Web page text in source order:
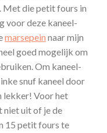
Met die petit fours in
voor deze kaneel-
marsepein naar mijn
goed mogelijk om
Om kaneel-
snuf kaneel door
lekker! Voor het
niet uit of je de
15 petit fours te